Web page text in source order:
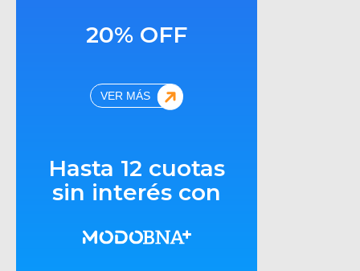
20% OFF
VER MÁS
Hasta 12 cuotas
sin interés con